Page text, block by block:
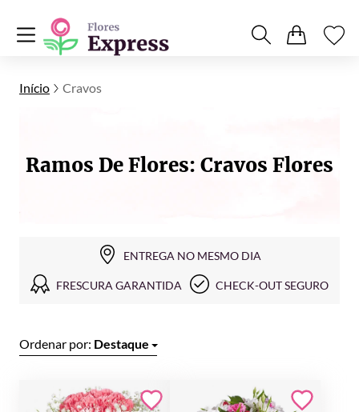
Início Cravos
Ramos De Flores: Cravos Flores
ENTREGA NO MESMO DIA
FRESCURA GARANTIDA CHECK-OUT SEGURO
Ordenar por: Destaque